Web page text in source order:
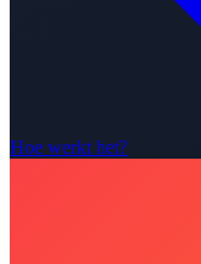
Hoe werkt het?